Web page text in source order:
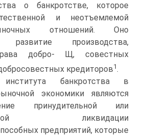
о банкротстве, которое
и неотъемлемой
отношений. Оно
развитие производства,
добро- Щ, совестных
кредиторов1.
банкротства в
экономики являются
принудительной или
ликвидации
предприятий, которые